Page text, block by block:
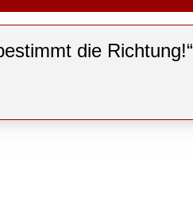
die Richtung!“